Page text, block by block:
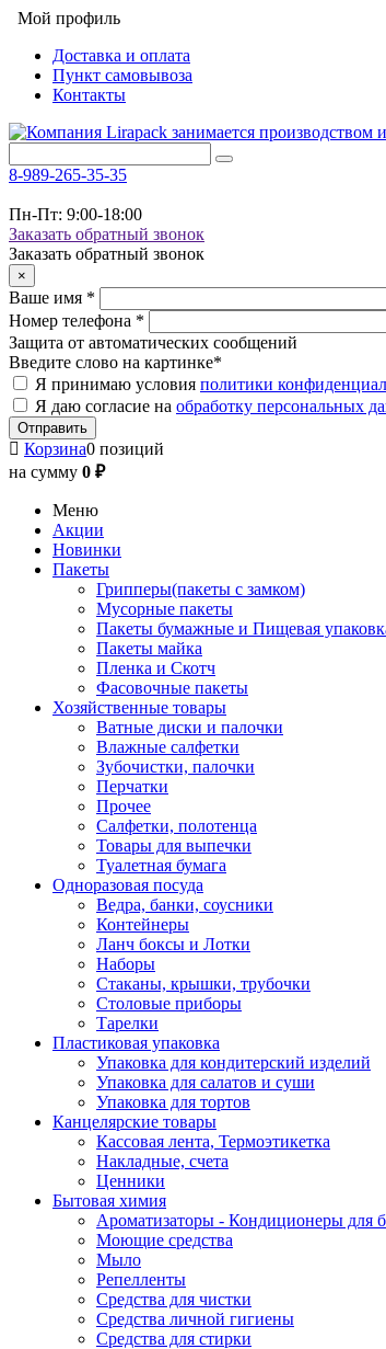
Мой профиль
Доставка и оплата
Пункт самовывоза
Контакты
8-989-265-35-35
Пн-Пт: 9:00-18:00
Заказать обратный звонок
Заказать обратный звонок
×
Ваше имя *
Номер телефона *
Защита от автоматических сообщений
Введите слово на картинке*
Я принимаю условия политики
Я даю согласие на обработку персональных
Корзина0 позиций
на сумму 0 ₽
Меню
Акции
Новинки
Пакеты
Грипперы(пакеты с замком)
Мусорные пакеты
Пакеты бумажные и Пищевая
Пакеты майка
Пленка и Скотч
Фасовочные пакеты
Хозяйственные товары
Ватные диски и палочки
Влажные салфетки
Зубочистки, палочки
Перчатки
Прочее
Салфетки, полотенца
Товары для выпечки
Туалетная бумага
Одноразовая посуда
Ведра, банки, соусники
Контейнеры
Ланч боксы и Лотки
Наборы
Стаканы, крышки, трубочки
Столовые приборы
Тарелки
Пластиковая упаковка
Упаковка для кондитерский изделий
Упаковка для салатов и суши
Упаковка для тортов
Канцелярские товары
Кассовая лента, Термоэтикетка
Накладные, счета
Ценники
Бытовая химия
Ароматизаторы - Кондиционеры для
Моющие средства
Мыло
Репелленты
Средства для чистки
Средства личной гигиены
Средства для стирки